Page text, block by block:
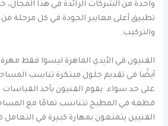
واحدة من الشركات الرائدة في هذا
تطبيق أعلى معايير الجودة في كل مرحلة
والتركيب.
الفنيون في الأيدي الماهرة ليسوا فقط
أيضًا في تقديم حلول مبتكرة تناسب
على حد سواء. يقوم الفنيون بأخذ
قطعة في المطبخ تتناسب تمامًا مع
الفنيين يتمتعون بمهارة كبيرة في التعامل